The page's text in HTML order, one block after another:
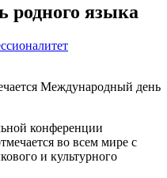
родного языка
Международный день
конференции
во всем мире с
и культурного